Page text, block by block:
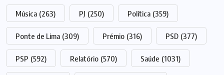
Música (263) PJ (250) Política (359)
Ponte de Lima (309) Prémio (316) PSD (377)
PSP (592) Relatório (570) Saúde (1031)